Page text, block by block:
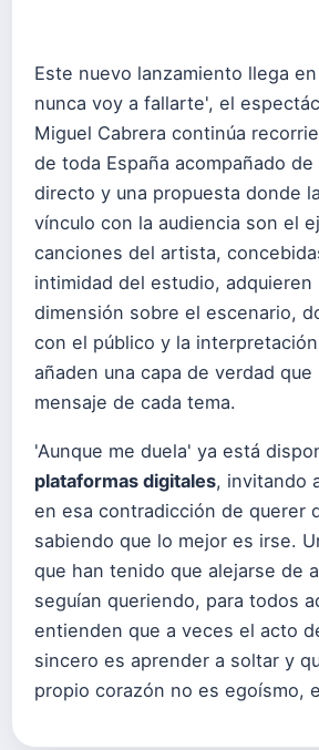
Este nuevo lanzamiento llega
nunca voy a fallarte', el
Miguel Cabrera continúa
de toda España acompañado
directo y una propuesta donde
vínculo con la audiencia son el
canciones del artista,
intimidad del estudio, adquieren
dimensión sobre el escenario,
con el público y la
añaden una capa de verdad que
mensaje de cada tema.
'Aunque me duela' ya está
plataformas digitales, invitando
en esa contradicción de querer
sabiendo que lo mejor es irse.
que han tenido que alejarse de
seguían queriendo, para todos
entienden que a veces el acto
sincero es aprender a soltar y
propio corazón no es egoísmo,